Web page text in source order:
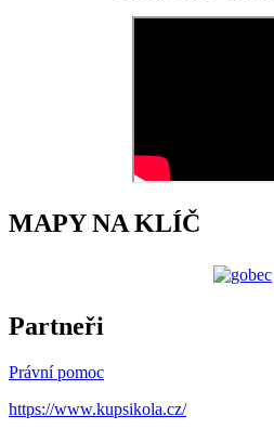
MAPY NA KLÍČ
Partneři
Právní pomoc
https://www.kupsikola.cz/